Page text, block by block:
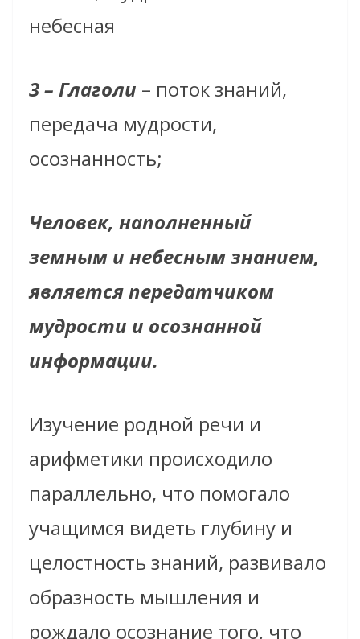
небесная
3 – Глаголи – поток знаний,
передача мудрости,
осознанность;
Человек, наполненный
земным и небесным знанием,
является передатчиком
мудрости и осознанной
информации.
Изучение родной речи и
арифметики происходило
параллельно, что помогало
учащимся видеть глубину и
целостность знаний, развивало
образность мышления и
рождало осознание того, что